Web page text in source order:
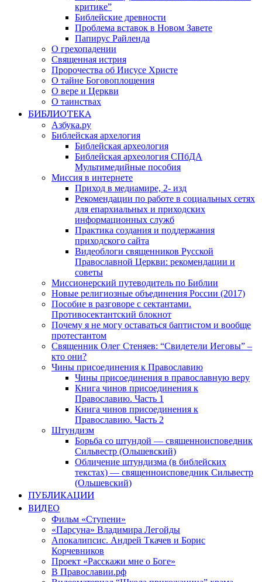
критике”
Библейские древности
Проблема вставок в Новом Завете
Папирус Райленда
О грехопадении
Священная истрия
Пророчества об Иисусе Христе
О тайне Боговоплощения
О вере и Церкви
О таинствах
БИБЛИОТЕКА
Азбука.ру
Библейская архелогия
Библейская археология
Библейская археология СПбДА
Мультимедийные пособия
Миссия в интернете
Приход в медиамире, 2- изд
Рекомендации по работе в социальных сетях
для епархиальных и приходских
информационных служб
Практика создания и поддержания
приходского сайта
Видеоблоги священников Русской
Православной Церкви: рекомендации и
советы
Миссионерский путеводитель по Библии
Новые религиозные объединения России (2017)
Пособие в разговоре с сектантами.
Противосектантский блокнот
Почему я не могу оставаться баптистом и вообще
протестантом
Священник Олег Стеняев: “Свидетели Иеговы” –
кто они?
Чины присоединения к Православию
Чины присоединения в православную веру
Книга чинов присоединения к
Православию. Часть 1
Книга чинов присоединения к
Православию. Часть 2
Штундизм
Борьба со штундой — священноисповедник
Сильвестр (Ольшевский)
Обличение штундизма (в библейских
текстах) — священноисповедник Сильвестр
(Ольшевский)
ПУБЛИКАЦИИ
ВИДЕО
Фильм «Ступени»
«Парсуна» Владимира Легойды
Апокалипсис. Андрей Ткачев и Борис
Корчевников
Проект «Расскажи мне о Боге»
В Православии.рф